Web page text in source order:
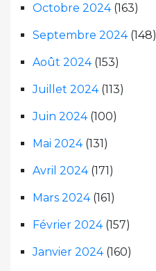
Octobre 2024(163)
Septembre 2024(148)
Août 2024(153)
Juillet 2024(113)
Juin 2024(100)
Mai 2024(131)
Avril 2024(171)
Mars 2024(161)
Février 2024(157)
Janvier 2024(160)